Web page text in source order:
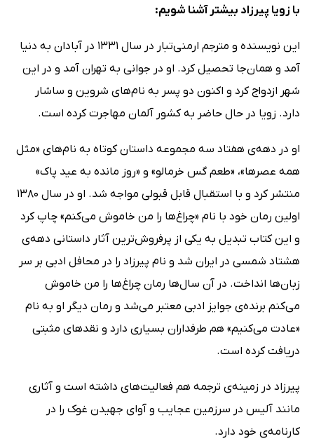
با زویا پیرزاد بیشتر آشنا شویم:
این نویسنده و مترجم ارمنی‌تبار در سال 1331 در آبادان به دنیا
آمد و همان‌جا تحصیل کرد. او در جوانی به تهران آمد و در این
شهر ازدواج کرد و اکنون دو پسر به نام‌های شروین و ساشار
دارد. زویا در حال حاضر به کشور آلمان مهاجرت کرده است.
او در دهه‌ی هفتاد سه مجموعه داستان کوتاه به نام‌های «مثل
همه عصرها»، «طعم گس خرمالو» و «روز مانده به عید پاک»
منتشر کرد و با استقبال قابل قبولی مواجه شد. او در سال 1380
اولین رمان خود با نام «چراغ‌ها را من خاموش می‌کنم» چاپ کرد
و این کتاب تبدیل به یکی از پرفروش‌ترین آثار داستانی دهه‌ی
هشتاد شمسی در ایران شد و نام پیرزاد را در محافل ادبی بر سر
زبان‌ها انداخت. در آن سال‌ها رمان چراغ‌ها را من خاموش
می‌کنم برنده‌ی جوایز ادبی معتبر می‌شد و رمان دیگر او به نام
«عادت می‌کنیم» هم طرفداران بسیاری دارد و نقدهای مثبتی
دریافت کرده است.
پیرزاد در زمینه‌ی ترجمه هم فعالیت‌های داشته است و آثاری
مانند آلیس در سرزمین عجایب و آوای جهیدن غوک را در
کارنامه‌ی خود دارد.